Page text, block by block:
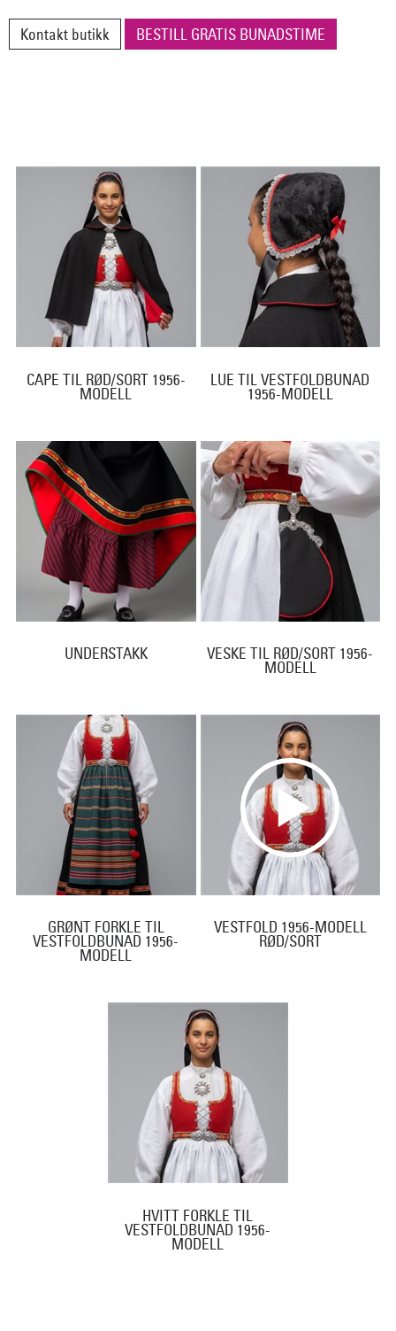
Kontakt butikk BESTILL GRATIS BUNADSTIME
CAPE TIL RØD/SORT 1956-
MODELL
LUE TIL VESTFOLDBUNAD
1956-MODELL
UNDERSTAKK VESKE TIL RØD/SORT 1956-
MODELL
GRØNT FORKLE TIL
VESTFOLDBUNAD 1956-
MODELL
VESTFOLD 1956-MODELL
RØD/SORT
HVITT FORKLE TIL
VESTFOLDBUNAD 1956-
MODELL